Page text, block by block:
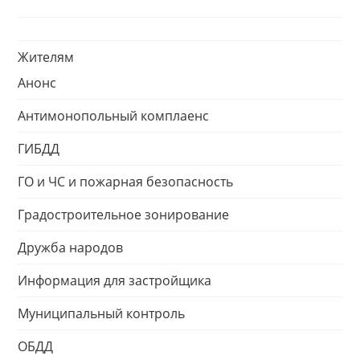
Жителям
Анонс
Антимонопольный комплаенс
ГИБДД
ГО и ЧС и пожарная безопасность
Градостроительное зонирование
Дружба народов
Информация для застройщика
Муниципальный контроль
ОБДД